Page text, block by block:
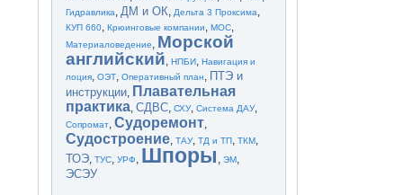
Гидравлика,ДМ и ОК,Дельта 3 Проксима,
КУП 660,Крюинговые компании,МОС,
Материаловедение, Морской
английский,НПБИ,Навигация и
лоция,ОЭТ,Оперативный план, ПТЭ и
инструкции, Плавательная
практика,СДВС,СХУ,Система ДАУ,
Сопромат,Судоремонт,
Судостроение,ТАУ,ТД и ТП,ТКМ,
ТОЭ,ТУС,УРФ, Шпоры ,ЭМ,
ЭСЭУ